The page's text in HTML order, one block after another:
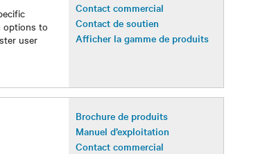
options to
user
Contact commercial
Contact de soutien
Afficher la gamme de produits
Brochure de produits
Manuel d’exploitation
Contact commercial